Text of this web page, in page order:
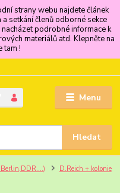
strany webu najdete článek
setkání členů odborné sekce
podrobné informace k
materiálů atd. Klepněte na
tam !
Menu
Hledat
D.Reich + kolonie